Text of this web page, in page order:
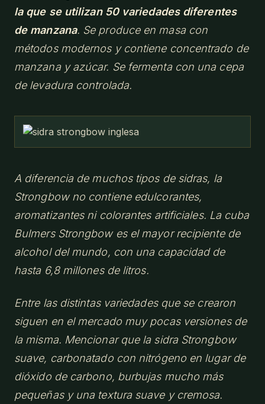
la que se utilizan 50 variedades diferentes
de manzana. Se produce en masa con
métodos modernos y contiene concentrado de
manzana y azúcar. Se fermenta con una cepa
de levadura controlada.
A diferencia de muchos tipos de sidras, la
Strongbow no contiene edulcorantes,
aromatizantes ni colorantes artificiales. La cuba
Bulmers Strongbow es el mayor recipiente de
alcohol del mundo, con una capacidad de
hasta 6,8 millones de litros.
Entre las distintas variedades que se crearon
siguen en el mercado muy pocas versiones de
la misma. Mencionar que la sidra Strongbow
suave, carbonatado con nitrógeno en lugar de
dióxido de carbono, burbujas mucho más
pequeñas y una textura suave y cremosa.